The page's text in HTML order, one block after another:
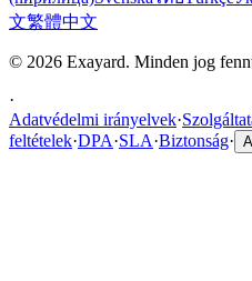
文繁體中文
© 2026 Exayard. Minden jog
·
Adatvédelmi irányelvek·
feltételek·DPA·SLA·Biztonság·